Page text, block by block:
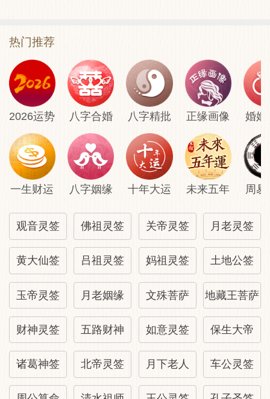
‌特色‌：主奉碧霞元君，明清时期香火鼎盛，
有“拴娃娃”习俗。
‌地址‌：南开区古文化街
‌特色‌：供奉妈祖（天后），兼有送子娘娘信
仰，农历三月廿三庙会热闹。
‌二、华东地区‌
‌普陀山百子堂（浙江）‌
‌地址‌：舟山市普陀山景区
‌特色‌：佛教圣地中的送子观音道场，以“求
热门推荐
2026运势 八字合婚 八字精批 正缘画像 婚姻
一生财运 八字姻缘 十年大运 未来五年 周易
观音灵签 佛祖灵签 关帝灵签 月老灵签
黄大仙签 吕祖灵签 妈祖灵签 土地公签
玉帝灵签 月老姻缘 文殊菩萨 地藏王菩萨
财神灵签 五路财神 如意灵签 保生大帝
诸葛神签 北帝灵签 月下老人 车公灵签